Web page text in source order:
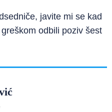
javite mi se kad
odbili poziv šest